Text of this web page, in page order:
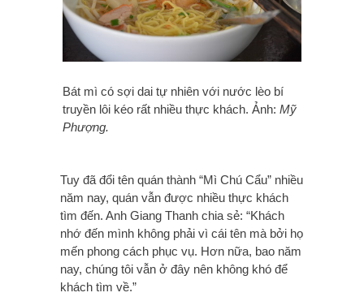
Bát mì có sợi dai tự nhiên với nước lèo bí
truyền lôi kéo rất nhiều thực khách. Ảnh: Mỹ
Phượng.
Tuy đã đổi tên quán thành “Mì Chú Cẩu” nhiều
năm nay, quán vẫn được nhiều thực khách
tìm đến. Anh Giang Thanh chia sẻ: “Khách
nhớ đến mình không phải vì cái tên mà bởi họ
mến phong cách phục vụ. Hơn nữa, bao năm
nay, chúng tôi vẫn ở đây nên không khó để
khách tìm về.”